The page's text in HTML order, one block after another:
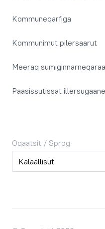
Kommuneqarfiga
Kommunimut pilersaarut
Meeraq
Paasissutissat
Oqaatsit / Sprog
Oqaatsit / Sprog